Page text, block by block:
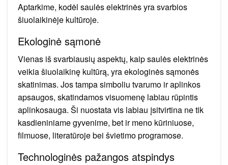
Aptarkime, kodėl saulės elektrinės yra svarbios
šiuolaikinėje kultūroje.
Ekologinė sąmonė
Vienas iš svarbiausių aspektų, kaip saulės elektrinės
veikia šiuolaikinę kultūrą, yra ekologinės sąmonės
skatinimas. Jos tampa simboliu tvarumo ir aplinkos
apsaugos, skatindamos visuomenę labiau rūpintis
aplinkosauga. Ši nuostata vis labiau įsitvirtina ne tik
kasdieniniame gyvenime, bet ir meno kūriniuose,
filmuose, literatūroje bei švietimo programose.
Technologinės pažangos atspindys